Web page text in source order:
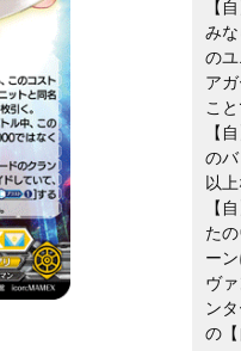
【
み
の
ア
こと
【
の
以
【
た
ー
ヴ
ン
の【